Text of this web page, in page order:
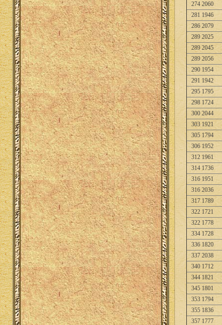
274 2060
281 1946
286 2079
289 2025
289 2045
289 2056
290 1954
291 1942
295 1795
298 1724
300 2044
303 1921
305 1794
306 1952
312 1961
314 1736
316 1951
316 2036
317 1789
322 1721
322 1778
334 1728
336 1820
337 2038
340 1712
344 1821
345 1801
353 1794
355 1836
357 1777